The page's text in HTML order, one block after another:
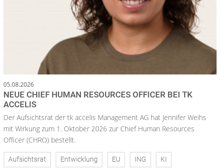
05.08.2026
NEUE CHIEF HUMAN RESOURCES OFFICER BEI TK
ACCELIS
Der Aufsichtsrat der tk accelis Management AG hat Jennifer Weihs
mit Wirkung zum 1. Oktober 2026 zur Chief Human Resources
Officer (CHRO) bestellt.
Aufsichtsrat Entwicklung EU ING KI